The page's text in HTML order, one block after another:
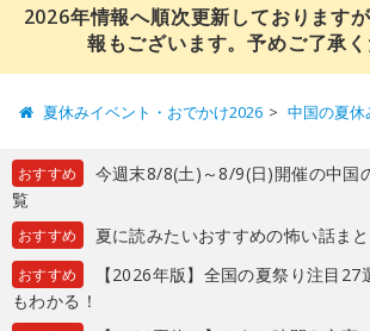
2026年情報へ順次更新しております
報もございます。予めご了承く
夏休みイベント・おでかけ2026 中国の夏
おすすめ
今週末8/8(土)～8/9(日)開催の中国
覧
おすすめ 夏に読みたいおすすめの怖い話ま
おすすめ
【2026年版】全国の夏祭り注目
もわかる！